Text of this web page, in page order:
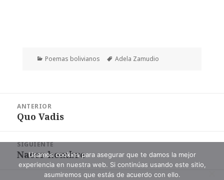
Categorías
Poemas bolivianos Etiquetas
Adela Zamudio
entradas
ANTERIOR
Entrada
Quo Vadis
SIGUIENTE
Entrada
siguiente:
Nacer hombre
Usamos cookies para asegurar que te damos la mejor
experiencia en nuestra web. Si continúas usando este sitio,
asumiremos que estás de acuerdo con ello.